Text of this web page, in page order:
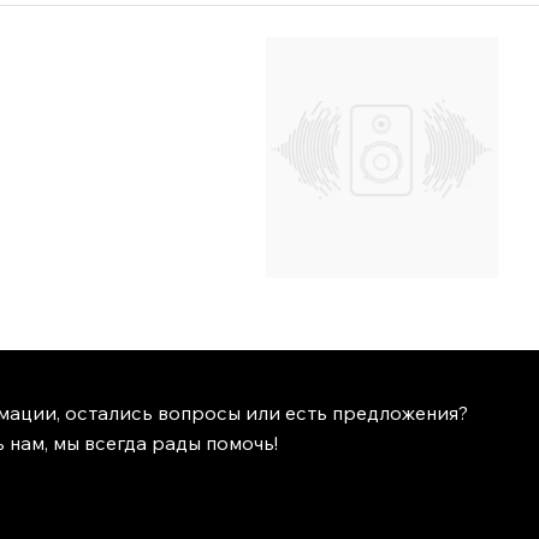
остались вопросы или есть предложения?
нам, мы всегда рады помочь!